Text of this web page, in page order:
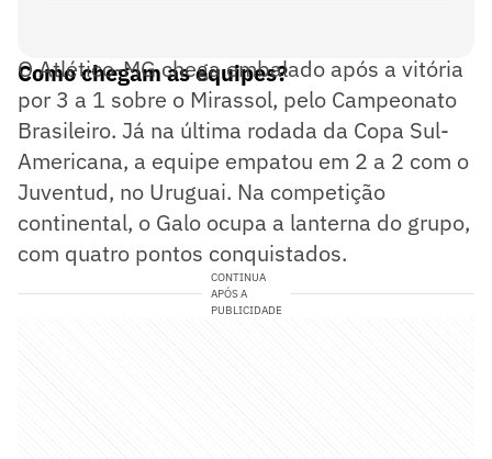
Como chegam as equipes?
O Atlético-MG chega embalado após a vitória
por 3 a 1 sobre o Mirassol, pelo Campeonato
Brasileiro. Já na última rodada da Copa Sul-
Americana, a equipe empatou em 2 a 2 com o
Juventud, no Uruguai. Na competição
continental, o Galo ocupa a lanterna do grupo,
com quatro pontos conquistados.
CONTINUA
APÓS A
PUBLICIDADE